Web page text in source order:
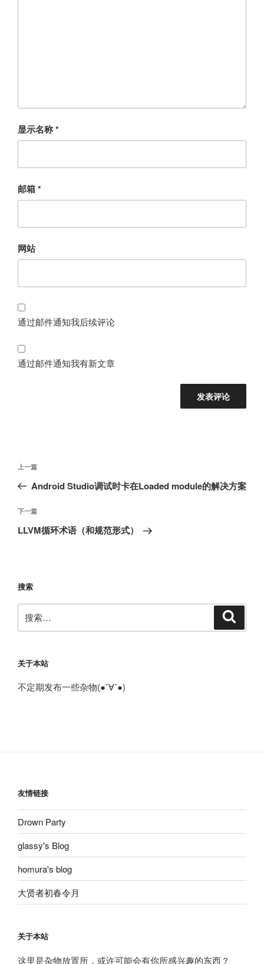
显示名称*
邮箱*
网站
通过邮件通知我后续评论
通过邮件通知我有新文章
文
导
航
上
一
文
章
上一篇
Android Studio调试时卡在Loaded module的解决方案
下
一
下一篇
LLVM循环术语（和规范形式）
搜索
索：
关于本站
不定期发布一些杂物(●ˇ∀ˇ●)
友情链接
Drown Party
glassy's Blog
homura's blog
大贤者初春令月
关于本站
这里是杂物放置所，或许可能会有你所感兴趣的东西？